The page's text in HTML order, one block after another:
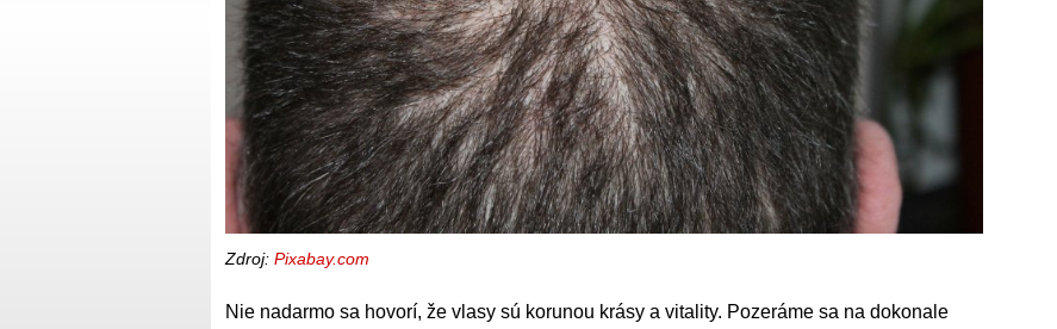
Zdroj: Pixabay.com
Nie nadarmo sa hovorí, že vlasy sú korunou krásy a vitality. Pozeráme sa na dokonale